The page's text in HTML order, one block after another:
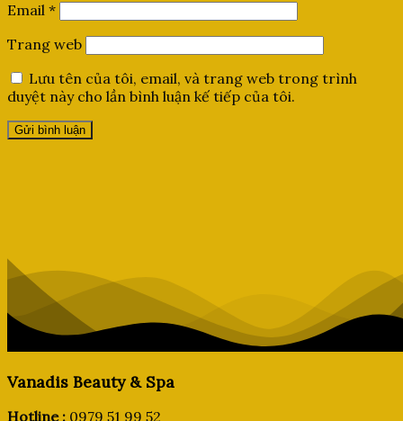
Email *
Trang web
Lưu tên của tôi, email, và trang web trong trình
duyệt này cho lần bình luận kế tiếp của tôi.
Vanadis Beauty & Spa
Hotline : 0979 51 99 52